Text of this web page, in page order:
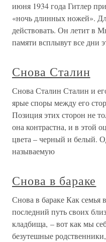
июня 1934 года Гитлер
«ночь длинных ножей».
действовать. Он летит в
памяти всплывут все дни
Снова Сталин
Снова Сталин Сталин и
ярые споры между его
Позиция этих сторон не
она контрастна, и в этой
цвета – черный и белый.
называемую
Снова в бараке
Снова в бараке Как семья
последний путь своих
кладбища, – вот как мы
безутешные